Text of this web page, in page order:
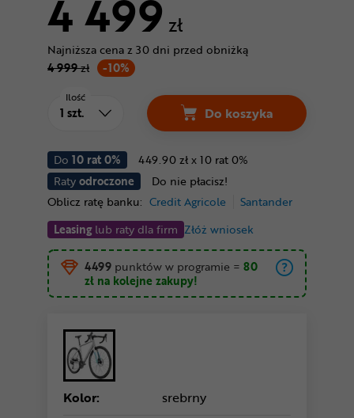
4 499 zł
-10%
Najniższa cena z 30 dni przed obniżką
4 999zł
Do 10 rat 0%
449.90 zł x 10 rat 0%
Ratyodroczone
Do nie płacisz!
Oblicz ratę banku: Credit Agricole
Santander
Leasinglub raty dla firm Złóż wniosek
Ilość
Do koszyka
4499 punktów w programie = 80
zł na kolejne zakupy!
Kolor: srebrny